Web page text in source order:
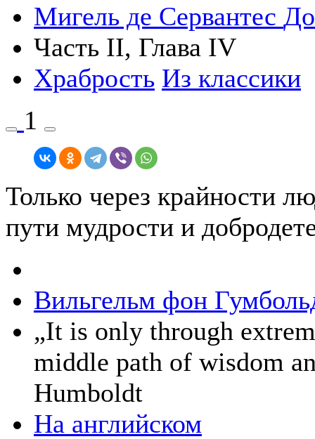
Мигель де Сервантес
Часть II, Глава IV
Храбрость Из классики
1
Только через крайности
пути мудрости и
Вильгельм фон
„It is only through
middle path of wisdom
Humboldt
На английском